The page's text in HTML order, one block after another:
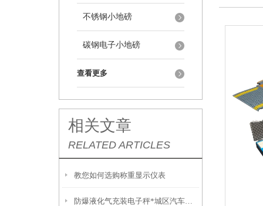
不锈钢小地磅
碳钢电子小地磅
查看更多
相关文章
RELATED ARTICLES
教您如何选购称重显示仪表
防爆液化气充装电子秤*城区汽车衡价格*全自动气体灌装秤*沁水电子秤厂家